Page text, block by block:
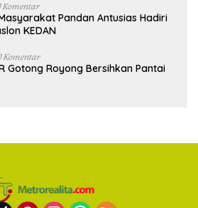
Komentar
Pandan Antusias Hadiri
KEDAN
Komentar
Gotong Royong Bersihkan Pantai